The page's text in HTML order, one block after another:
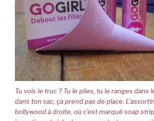
Tu vois le truc ? Tu le plies, tu le ranges dans
dans ton sac, ça prend pas de place.
bollywood à droite, où c’est marqué soap